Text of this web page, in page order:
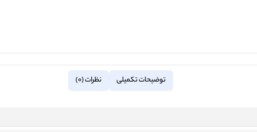
توضیحات تکمیلی نظرات (0)